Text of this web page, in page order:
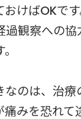
おけばOKで
過観察への
なのは、治療
痛みを恐れて